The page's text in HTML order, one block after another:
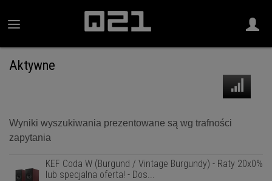
Aktywne
Wyniki wyszukiwania prezentowane są wg trafności
zapytania
KEF Coda W (Burgund / Vintage Burgundy) - Raty 20x0%
lub specjalna oferta! - Dos...